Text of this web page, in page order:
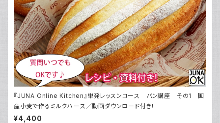
『JUNA Online Kitchen』単発レッスンコース パン講座 その1 国
産小麦で作るミルクハース／動画ダウンロード付き！
¥4,400